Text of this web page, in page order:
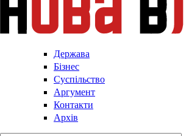
Держава
Бізнес
Суспільство
Аргумент
Контакти
Архів